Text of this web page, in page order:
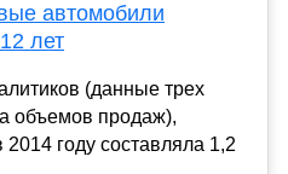
автомобили
лет
(данные трех
объемов продаж),
году составляла 1,2